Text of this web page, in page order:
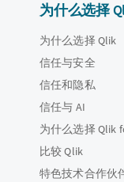
为什么选择
为什么选择 Qlik
信任与安全
信任和隐私
信任与 AI
为什么选择 Qlik
比较 Qlik
特色技术合作伙